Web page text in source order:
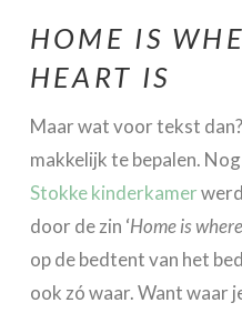
HOME IS
HEART IS
Maar wat voor tekst
makkelijk te bepalen.
Stokke kinderkamer
door de zin ‘Home is
op de bedtent van het
ook zó waar. Want waar